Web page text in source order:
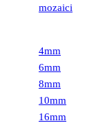
mozaici
4mm
6mm
8mm
10mm
16mm